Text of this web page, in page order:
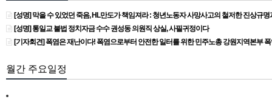
[성명] 막을 수 있었던 죽음, HL만도가 책임져라 : 청년노동자 사망사고의 철저한 진상규
[성명] 통일교 불법 정치자금 수수 권성동 의원직 상실, 사필귀정이다
[기자회견] 폭염은 재난이다! 폭염으로부터 안전한 일터를 위한 민주노총 강원지역본부
월간 주요일정